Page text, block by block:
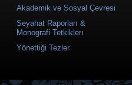
Akademik ve Sosyal Çevresi
Seyahat Raporları &
Monografi Tetkiklerı
Yönettiği Tezler